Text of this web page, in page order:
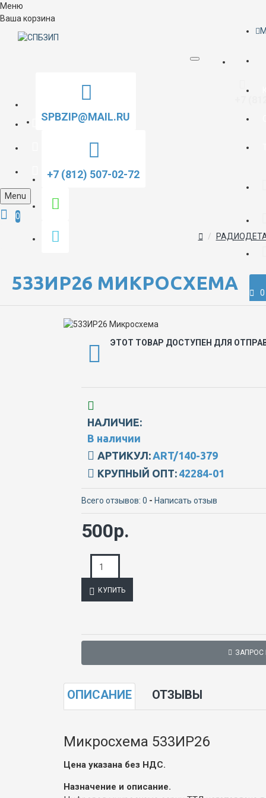
Меню
Ваша корзина
SPBZIP@MAIL.RU
+7 (812) 507-02-72
0
Menu
0
533ИР26 МИКРОСХЕМА
ЭТОТ ТОВАР ДОСТУПЕН ДЛЯ
НАЛИЧИЕ:
В наличии
АРТИКУЛ: ART/140-379
КРУПНЫЙ ОПТ: 42284-01
Всего отзывов: 0 - Написать отзыв
500р.
КУПИТЬ
ОПИСАНИЕ ОТЗЫВЫ
Микросхема 533ИР26
Цена указана без НДС.
Назначение и описание.